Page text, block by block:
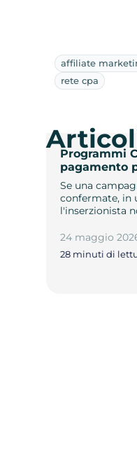
affiliate
rete cpa
Programmi
pagamento
Se una
confermate, in
l'inserzionista
24 maggio
28 minuti di